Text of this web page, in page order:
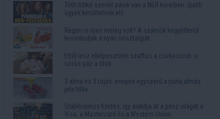
Tóth Ildikó szerint pánik van a NER köreiben: újabb
ügyek kerülhetnek elő
Régen is ilyen meleg volt? A számok kegyetlenül
lerombolják a nyári nosztalgiát
Ettől lesz elképesztően szaftos a csirkecomb: a
sörös pác a titok
3 alma és 3 tojás: ennyire egyszerű a puha almás
pite titka
Stabilcoinos fizetés: így alakítja át a pénz világát a
Visa, a Mastercard és a Western Union